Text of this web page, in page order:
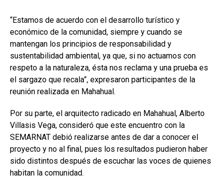
“Estamos de acuerdo con el desarrollo turístico y
económico de la comunidad, siempre y cuando se
mantengan los principios de responsabilidad y
sustentabilidad ambiental, ya que, si no actuamos con
respeto a la naturaleza, ésta nos reclama y una prueba es
el sargazo que recala”, expresaron participantes de la
reunión realizada en Mahahual.
Por su parte, el arquitecto radicado en Mahahual, Alberto
Villasis Vega, consideró que este encuentro con la
SEMARNAT debió realizarse antes de dar a conocer el
proyecto y no al final, pues los resultados pudieron haber
sido distintos después de escuchar las voces de quienes
habitan la comunidad.